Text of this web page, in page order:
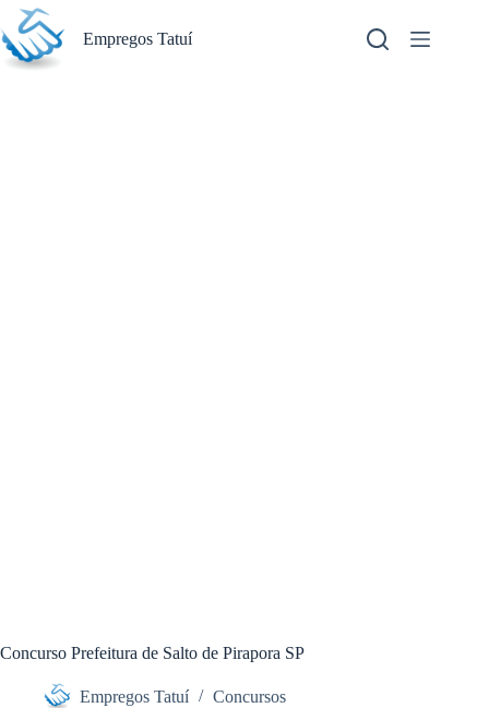
Pular
para
o
conteúdo
Empregos Tatuí
Concurso Prefeitura de Salto de Pirapora SP
Empregos Tatuí Concursos